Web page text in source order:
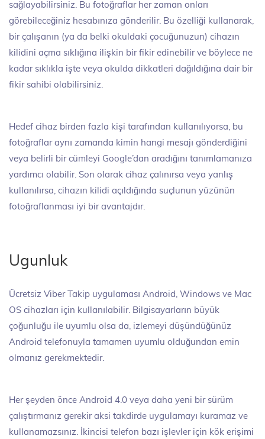
sağlayabilirsiniz. Bu fotoğraflar her zaman onları
görebileceğiniz hesabınıza gönderilir. Bu özelliği kullanarak,
bir çalışanın (ya da belki okuldaki çocuğunuzun) cihazın
kilidini açma sıklığına ilişkin bir fikir edinebilir ve böylece ne
kadar sıklıkla işte veya okulda dikkatleri dağıldığına dair bir
fikir sahibi olabilirsiniz.
Hedef cihaz birden fazla kişi tarafından kullanılıyorsa, bu
fotoğraflar aynı zamanda kimin hangi mesajı gönderdiğini
veya belirli bir cümleyi Google’dan aradığını tanımlamanıza
yardımcı olabilir. Son olarak cihaz çalınırsa veya yanlış
kullanılırsa, cihazın kilidi açıldığında suçlunun yüzünün
fotoğraflanması iyi bir avantajdır.
Ugunluk
Ücretsiz Viber Takip uygulaması Android, Windows ve Mac
OS cihazları için kullanılabilir. Bilgisayarların büyük
çoğunluğu ile uyumlu olsa da, izlemeyi düşündüğünüz
Android telefonuyla tamamen uyumlu olduğundan emin
olmanız gerekmektedir.
Her şeyden önce Android 4.0 veya daha yeni bir sürüm
çalıştırmanız gerekir aksi takdirde uygulamayı kuramaz ve
kullanamazsınız. İkincisi telefon bazı işlevler için kök erişimi